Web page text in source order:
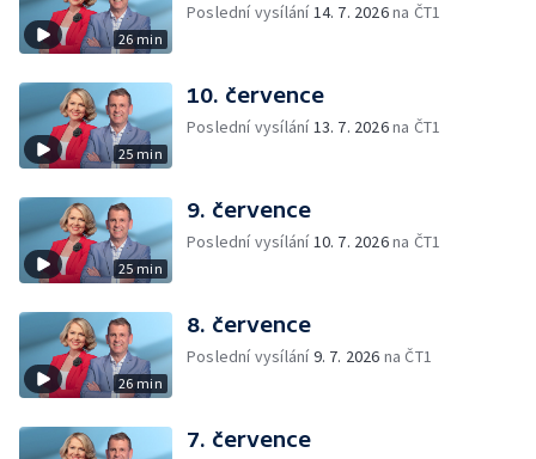
26 min
Poslední vysílání14. 7. 2026na ČT1
25 min
10. července
Poslední vysílání13. 7. 2026na ČT1
25 min
9. července
Poslední vysílání10. 7. 2026na ČT1
26 min
8. července
Poslední vysílání9. 7. 2026 na ČT1
7. července